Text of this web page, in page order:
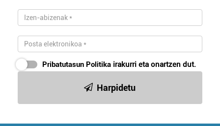
Pribatutasun Politika irakurri eta onartzen dut.
Harpidetu